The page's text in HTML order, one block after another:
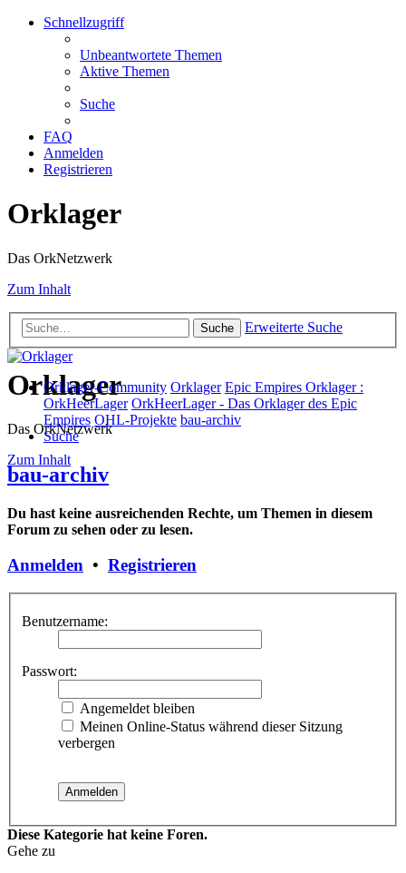
Schnellzugriff
Unbeantwortete Themen
Aktive Themen
Suche
FAQ
Anmelden
Registrieren
Orklager
Das OrkNetzwerk
Zum Inhalt
Suche Erweiterte Suche
Orklager
Das OrkNetzwerk
Zum Inhalt
Orklager-Community Orklager Epic Empires Orklager :
OrkHeerLager OrkHeerLager - Das Orklager des Epic
Empires OHL-Projekte bau-archiv
Suche
bau-archiv
Du hast keine ausreichenden Rechte, um Themen in diesem
Forum zu sehen oder zu lesen.
Anmelden • Registrieren
Benutzername:
Passwort:
Angemeldet bleiben
Meinen Online-Status während dieser Sitzung
verbergen
Diese Kategorie hat keine Foren.
Gehe zu